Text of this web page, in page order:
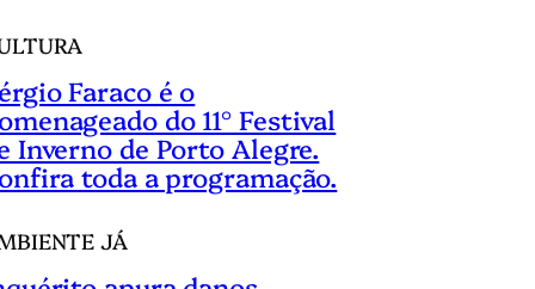
Faraco é o
do 11° Festival
Inverno de Porto Alegre.
toda a programação.
JÁ